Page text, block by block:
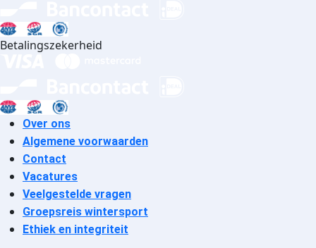
Valfréjus accommodatie
Val Cenis Lanslevillard
accommodatie
Brides les Bains accommodatie
Betalingszekerheid
Over ons
Algemene voorwaarden
Contact
Vacatures
Veelgestelde vragen
Groepsreis wintersport
Ethiek en integriteit